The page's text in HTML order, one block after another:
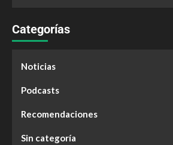
Categorías
Noticias
Podcasts
Recomendaciones
Sin categoría